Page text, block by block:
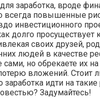
заработка, вроде
всегда повышенные
инвестиционного
долго просуществует
своих друзей,
людей в качестве
сами, но обрекаете их на
вложений. Стоит
заработка идти на
Задумайтесь!